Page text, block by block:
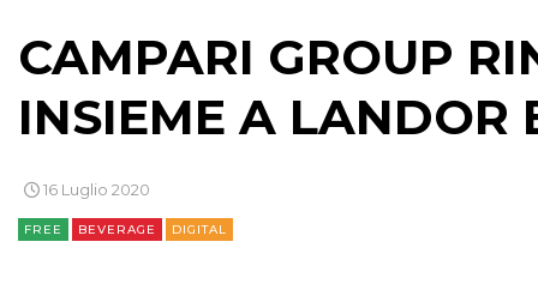
CAMPARI GROUP
INSIEME A LANDOR
16 Luglio 2020
FREE BEVERAGE DIGITAL